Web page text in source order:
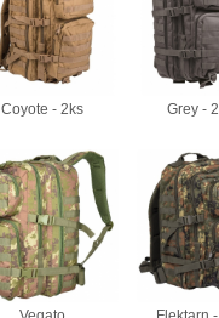
Coyote - 2ks Grey -